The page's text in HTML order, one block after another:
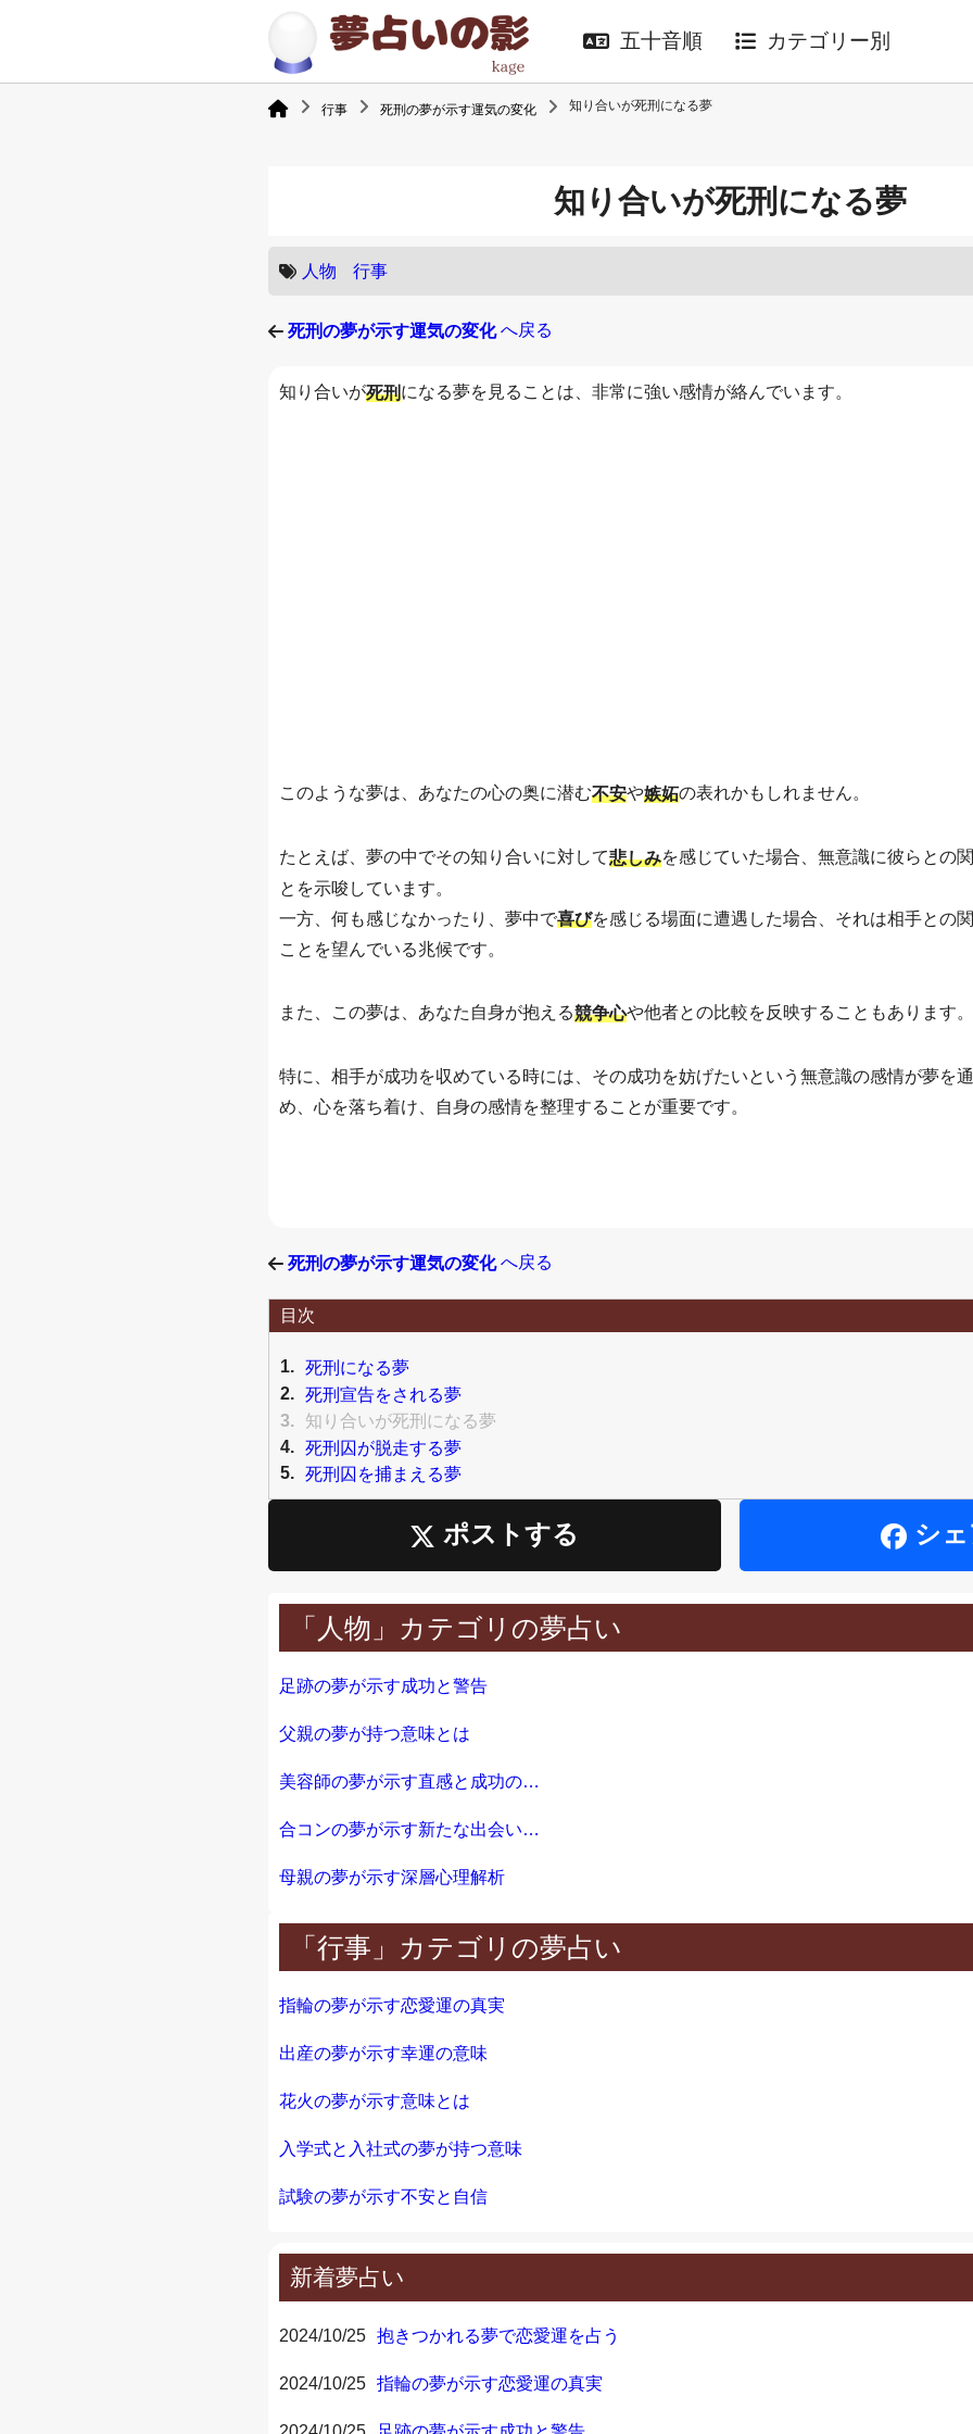
五十音順 カテゴリー別
行事 死刑の夢が示す運気の変化 知り合いが死刑になる夢
知り合いが死刑になる夢
人物 行事
死刑の夢が示す運気の変化へ戻る
知り合いが死刑になる夢を見ることは、非常に強い感情が絡んでいます。
このような夢は、あなたの心の奥に潜む不安や嫉妬の表れかもしれません。
たとえば、夢の中でその知り合いに対して悲しみを感じていた場合、無意識に彼らとの
とを示唆しています。
一方、何も感じなかったり、夢中で喜びを感じる場面に遭遇した場合、それは相手との
ことを望んでいる兆候です。
また、この夢は、あなた自身が抱える競争心や他者との比較を反映することもあります。
特に、相手が成功を収めている時には、その成功を妨げたいという無意識の感情が夢を
め、心を落ち着け、自身の感情を整理することが重要です。
死刑の夢が示す運気の変化へ戻る
目次
1. 死刑になる夢
2. 死刑宣告をされる夢
3.
知り合いが死刑になる夢
4. 死刑囚が脱走する夢
5. 死刑囚を捕まえる夢
ポストする シェ
「人物」カテゴリの夢占い
足跡の夢が示す成功と警告
父親の夢が持つ意味とは
美容師の夢が示す直感と成功の兆し
合コンの夢が示す新たな出会いの意味
母親の夢が示す深層心理解析
「行事」カテゴリの夢占い
指輪の夢が示す恋愛運の真実
出産の夢が示す幸運の意味
花火の夢が示す意味とは
入学式と入社式の夢が持つ意味
試験の夢が示す不安と自信
新着夢占い
2024/10/25 抱きつかれる夢で恋愛運を占う
2024/10/25 指輪の夢が示す恋愛運の真実